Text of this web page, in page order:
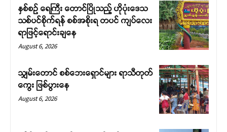
နှစ်စဉ် ရေကြီး တောင်ပြိုသည့် ဟိုပုံးဒေသ
သစ်ပင်စိုက်ရန် စစ်အစိုးရ တပင် ကျပ်လေး
ရာဖြင့်ရောင်းချနေ
August 6, 2026
သျှမ်းတောင် စစ်ဘေးရှောင်များ ရာသီတုတ်
ကွေး ဖြစ်ပွားနေ
August 6, 2026